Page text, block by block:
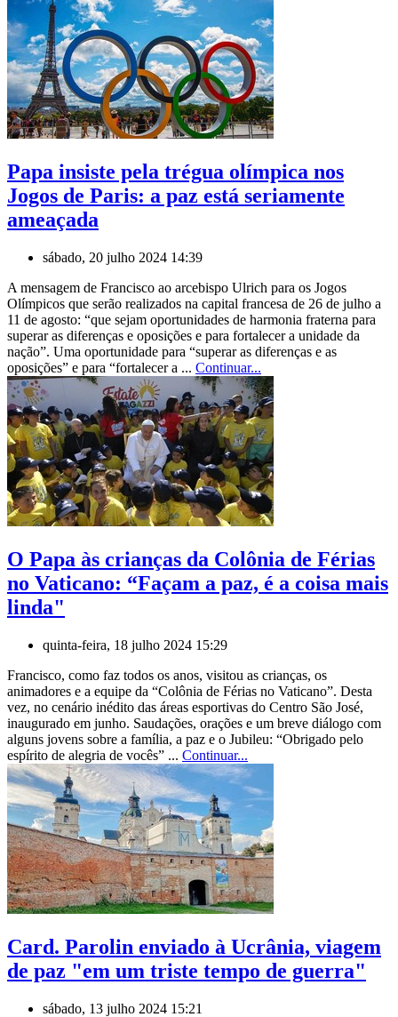
Papa insiste pela trégua olímpica nos
Jogos de Paris: a paz está seriamente
ameaçada
sábado, 20 julho 2024 14:39
A mensagem de Francisco ao arcebispo Ulrich para os Jogos
Olímpicos que serão realizados na capital francesa de 26 de julho a
11 de agosto: “que sejam oportunidades de harmonia fraterna para
superar as diferenças e oposições e para fortalecer a unidade da
nação”. Uma oportunidade para “superar as diferenças e as
oposições” e para “fortalecer a ... Continuar...
O Papa às crianças da Colônia de Férias
no Vaticano: “Façam a paz, é a coisa mais
linda"
quinta-feira, 18 julho 2024 15:29
Francisco, como faz todos os anos, visitou as crianças, os
animadores e a equipe da “Colônia de Férias no Vaticano”. Desta
vez, no cenário inédito das áreas esportivas do Centro São José,
inaugurado em junho. Saudações, orações e um breve diálogo com
alguns jovens sobre a família, a paz e o Jubileu: “Obrigado pelo
espírito de alegria de vocês” ... Continuar...
Card. Parolin enviado à Ucrânia, viagem
de paz "em um triste tempo de guerra"
sábado, 13 julho 2024 15:21